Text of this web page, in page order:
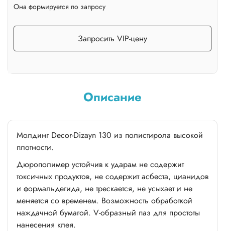
Она формируется по запросу
Запросить VIP-цену
Описание
Молдинг Decor-Dizayn 130 из полистирола высокой
плотности.
Дюрополимер устойчив к ударам не содержит
токсичных продуктов, не содержит асбеста, цианидов
и формальдегида, не трескается, не усыхает и не
меняется со временем. Возможность обработкой
наждачной бумагой. V-образный паз для простоты
нанесения клея.